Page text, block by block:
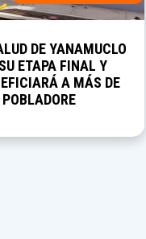
DE YANAMUCLO
ETAPA FINAL Y
A MÁS DE